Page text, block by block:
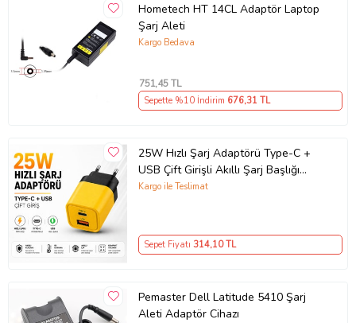
Hometech HT 14CL Adaptör Laptop
Şarj Aleti
Kargo Bedava
751,45 TL
Sepette %10 İndirim 676,31 TL
25W Hızlı Şarj Adaptörü Type-C +
USB Çift Girişli Akıllı Şarj Başlığı
Kompakt Tasarım
Kargo ile Teslimat
Sepet Fiyatı 314,10 TL
Pemaster Dell Latitude 5410 Şarj
Aleti Adaptör Cihazı